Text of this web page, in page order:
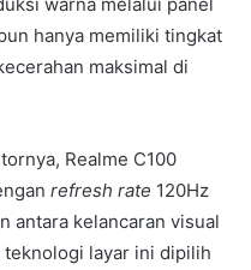
hanya memiliki tingkat
maksimal di
Realme C100
refresh rate 120Hz
antara kelancaran visual
layar ini dipilih